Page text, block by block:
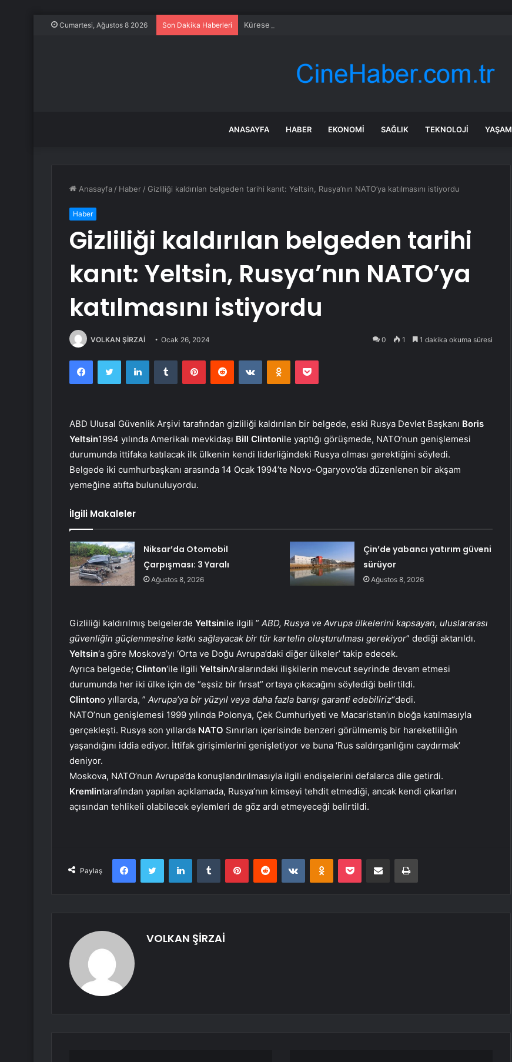
Cumartesi, Ağustos 8 2026 Son Dakika Haberleri Küresel piyasalar kritik ABD verisine odaklandı
ANASAYFA HABER EKONOMI SAĞLIK TEKNOLOJI YAŞAM
Anasayfa / Haber / Gizliliği kaldırılan belgeden tarihi kanıt: Yeltsin, Rusya’nın NATO’ya katılmasını istiyordu
Haber
Gizliliği kaldırılan belgeden tarihi
kanıt: Yeltsin, Rusya’nın NATO’ya
katılmasını istiyordu
VOLKAN ŞİRZAİ Ocak 26, 2024 0 1 1 dakika okuma süresi
FacebookTwitter LinkedInTumblr PinterestReddit VKontakteOdnoklassniki
Pocket
ABD Ulusal Güvenlik Arşivi tarafından gizliliği kaldırılan bir belgede, eski Rusya Devlet Başkanı Boris
Yeltsin1994 yılında Amerikalı mevkidaşı Bill Clintonile yaptığı görüşmede, NATO’nun genişlemesi
durumunda ittifaka katılacak ilk ülkenin kendi liderliğindeki Rusya olması gerektiğini söyledi.
Belgede iki cumhurbaşkanı arasında 14 Ocak 1994’te Novo-Ogaryovo’da düzenlenen bir akşam
yemeğine atıfta bulunuluyordu.
İlgili Makaleler
Niksar’da Otomobil
Çarpışması: 3 Yaralı
Ağustos 8, 2026
Çin’de yabancı yatırım güveni
sürüyor
Ağustos 8, 2026
Gizliliği kaldırılmış belgelerde Yeltsinile ilgili ” ABD, Rusya ve Avrupa ülkelerini kapsayan, uluslararası
güvenliğin güçlenmesine katkı sağlayacak bir tür kartelin oluşturulması gerekiyor” dediği aktarıldı.
Yeltsin‘a göre Moskova’yı ‘Orta ve Doğu Avrupa’daki diğer ülkeler’ takip edecek.
Ayrıca belgede; Clinton‘ile ilgili YeltsinAralarındaki ilişkilerin mevcut seyrinde devam etmesi
durumunda her iki ülke için de “eşsiz bir fırsat” ortaya çıkacağını söylediği belirtildi.
Clintono yıllarda, ” Avrupa’ya bir yüzyıl veya daha fazla barışı garanti edebiliriz“dedi.
NATO’nun genişlemesi 1999 yılında Polonya, Çek Cumhuriyeti ve Macaristan’ın bloğa katılmasıyla
gerçekleşti. Rusya son yıllarda NATO Sınırları içerisinde benzeri görülmemiş bir hareketliliğin
yaşandığını iddia ediyor. İttifak girişimlerini genişletiyor ve buna ‘Rus saldırganlığını caydırmak’
deniyor.
Moskova, NATO’nun Avrupa’da konuşlandırılmasıyla ilgili endişelerini defalarca dile getirdi.
Kremlintarafından yapılan açıklamada, Rusya’nın kimseyi tehdit etmediği, ancak kendi çıkarları
açısından tehlikeli olabilecek eylemleri de göz ardı etmeyeceği belirtildi.
Paylaş
FacebookTwitter LinkedInTumblr PinterestReddit VKontakteOdnoklassniki
Pocket E-Posta ile paylaş Yazdır
VOLKAN ŞİRZAİ